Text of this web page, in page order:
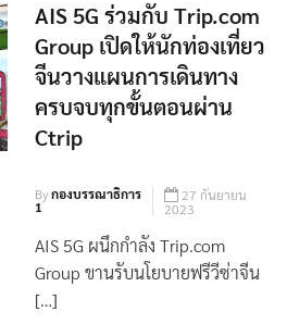
AIS 5G ร่วมกับ Trip.com
Group เปิดให้นักท่องเที่ยว
จีนวางแผนการเดินทาง
ครบจบทุกขั้นตอนผ่าน
Ctrip
Byกองบรรณาธิการ
1
27 กันยายน
2023
AIS 5G ผนึกกำลัง Trip.com
Group ขานรับนโยบายฟรีวีซ่าจีน
[…]